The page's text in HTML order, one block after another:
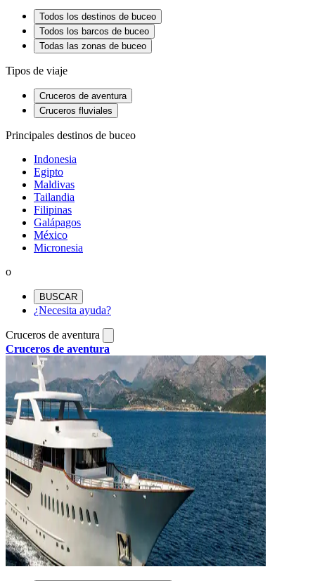
Todos los destinos de buceo
Todos los barcos de buceo
Todas las zonas de buceo
Tipos de viaje
Cruceros de aventura
Cruceros fluviales
Principales destinos de buceo
Indonesia
Egipto
Maldivas
Tailandia
Filipinas
Galápagos
México
Micronesia
o
BUSCAR
¿Necesita ayuda?
Cruceros de aventura
Cruceros de aventura